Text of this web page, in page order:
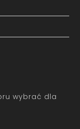
wybrać dla